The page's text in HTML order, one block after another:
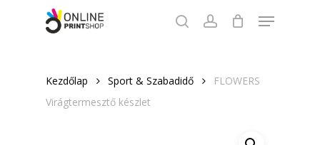
searchaccount
Menu
Kezdőlap Sport & Szabadidő
FLOWERS
Virágtermesztő készlet